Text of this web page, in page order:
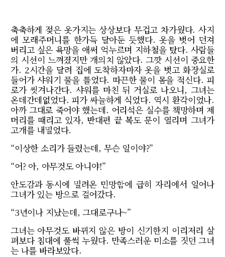
축축하게 젖은 옷가지는 상상보다 무겁고 차가웠다. 사지
에 모래주머니를 한가득 달아둔 듯했다. 옷을 벗어 던져
버리고 싶은 욕망을 애써 억누르며 지하철을 탔다. 사람들
의 시선이 느껴졌지만 개의치 않았다. 그깟 시선이 중요한
가. 2시간을 달려 집에 도착하자마자 옷을 벗고 화장실로
들어가 샤워기 물을 틀었다. 따끈한 물이 몸을 적신다. 피
로가 씻겨나간다. 샤워를 마친 뒤 거실로 나오니, 그녀는
온데간데없었다. 피가 싸늘하게 식었다. 역시 환각이었나.
아까 그대로 죽어야 했는데. 어리석은 실수를 책망하며 제
머리를 때리고 있자, 반대편 끝 복도 문이 열리며 그녀가
고개를 내밀었다.
“이상한 소리가 들렸는데, 무슨 일이야?”
“어? 아, 아무것도 아니야!”
안도감과 동시에 밀려온 민망함에 급히 자리에서 일어나
그녀가 있는 방으로 걸어갔다.
“3년이나 지났는데, 그대로구나~”
그녀는 아무것도 바뀌지 않은 방이 신기한지 이리저리 살
펴보다 침대에 풀썩 누웠다. 만족스러운 미소를 짓던 그녀
는 나를 바라보았다.